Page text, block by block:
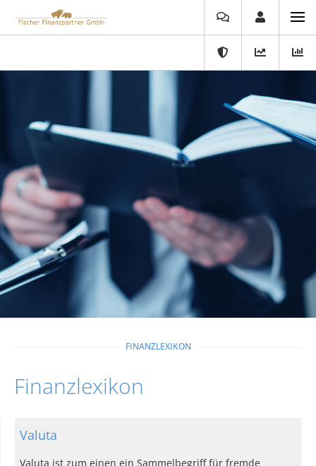
FINANZLEXIKON
Finanzlexikon
Valuta
Valuta ist zum einen ein Sammelbegriff für fremde